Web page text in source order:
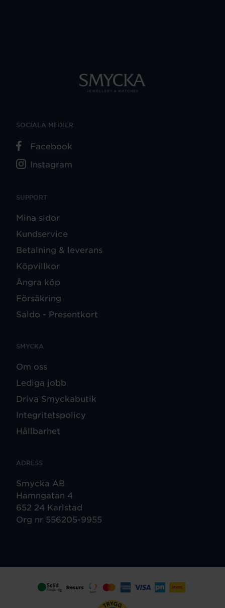
SUPPORT
Mina sidor
Kundservice
Betalning & leverans
Köpvillkor
Ångra köp
Försäkring
Saldo - Presentkort
SMYCKA
Om oss
Lediga jobb
Driva Smyckabutik
Integritetspolicy
Hållbarhet
ADRESS
Smycka AB
Hamngatan 4
652 24 Karlstad
Org nr 556205-9955
SOCIALA MEDIER
Facebook
Instagram